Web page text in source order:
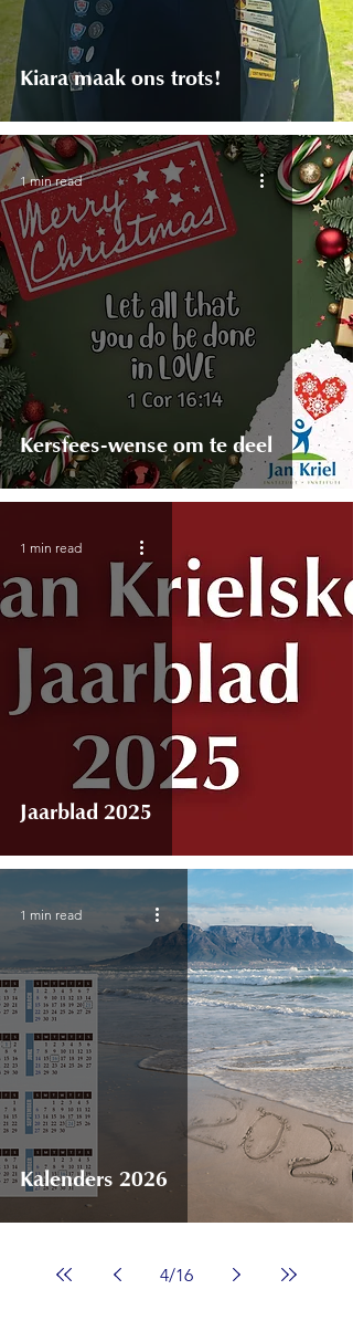
Kiara maak ons trots!
Kersfees-wense om te deel
1 min read
Jaarblad 2025
1 min read
Kalenders 2026
1 min read
4/16